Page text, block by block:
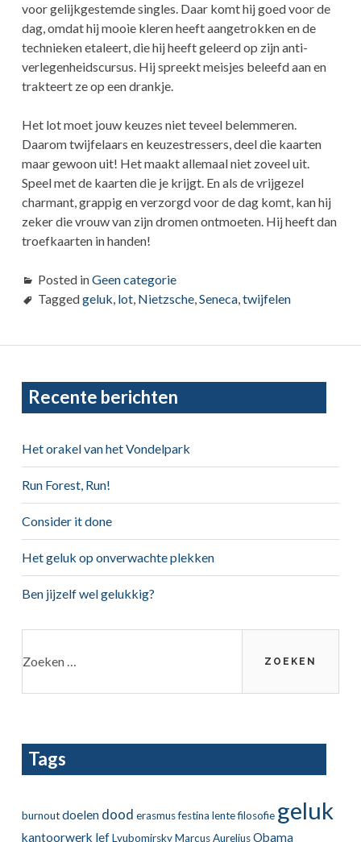
voor gelijkgestemde singles. Daar komt hij goed voor de
dag, omdat hij mooie kleren heeft aangetrokken en de
technieken etaleert, die hij heeft geleerd op zijn anti-
verlegenheidscursus. Hij spreekt meisjes beleefd aan en
trakteert ze op een drankje.
Het lot moet jouw keuzes niet teveel belemmeren.
Daarom twijfelaars en keuzestressers, deel die kaarten
maar gewoon uit! Het maakt allemaal niet zoveel uit.
Speel met de kaarten die je krijgt. En als de vrijgezel
charmant, grappig en verzorgd voor de dag komt, kan hij
zeker die vrouw van zijn dromen ontmoeten. Hij heeft dan
troefkaarten in handen!
Posted inGeen categorie
Taggedgeluk, lot, Nietzsche,Seneca,twijfelen
Primary
Recente berichten
Het orakel van het Vondelpark
Run Forest, Run!
Consider it done
Het geluk op onverwachte plekken
Ben jijzelf wel gelukkig?
naar:
Tags
burnoutdoelen dood erasmusfestina lentefilosofie geluk
kantoorwerk lefLyubomirskyMarcus AureliusObama